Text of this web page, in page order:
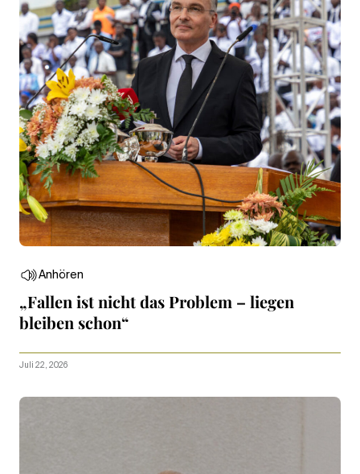
Anhören
„Fallen ist nicht das Problem – liegen
bleiben schon“
Juli 22, 2026